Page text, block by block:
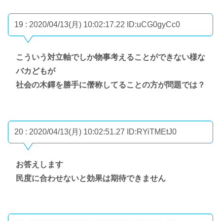
19 : 2020/04/13(月) 10:02:17.22 ID:uCG0gyCc0
こういう対立軸でしか物事考えることができない様な
バカどもが
社会の木鐸を勝手に僭称してることの方が問題では？
20 : 2020/04/13(月) 10:02:51.27 ID:RYiTMEtJ0
お答えします
民度に合わせないと効果は期待できません